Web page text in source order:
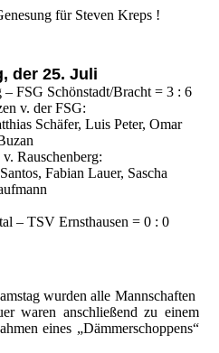
für Steven Kreps !
der 25. Juli
FSG Schönstadt/Bracht = 3 : 6
v. der FSG:
Schäfer, Luis Peter, Omar
Rauschenberg:
Fabian Lauer, Sascha
– TSV Ernsthausen = 0 : 0
wurden alle Mannschaften
waren anschließend zu einem
eines „Dämmerschoppens“